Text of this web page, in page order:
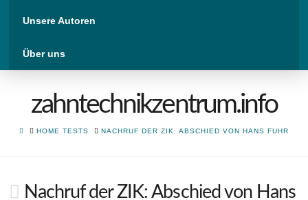
Unsere Autoren
Über uns
zahntechnikzentrum.info
HOMEHOME TESTS NACHRUF DER ZIK: ABSCHIED VON HANS FUHR
Nachruf der ZIK: Abschied von Hans